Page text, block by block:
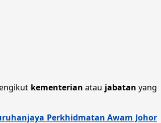
kementerian atau jabatan yang
Perkhidmatan Awam Johor